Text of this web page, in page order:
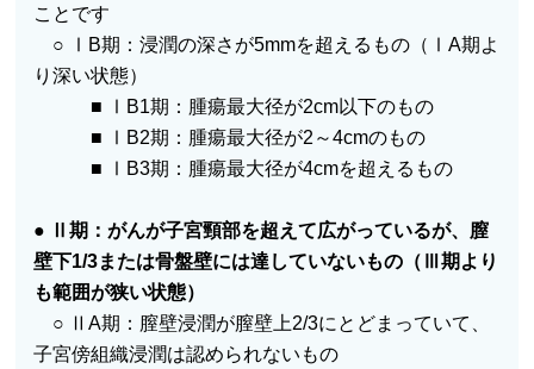
ことです
○ ⅠB期：浸潤の深さが5mmを超えるもの（ⅠA期よ
り深い状態）
■ ⅠB1期：腫瘍最大径が2cm以下のもの
■ ⅠB2期：腫瘍最大径が2～4cmのもの
■ ⅠB3期：腫瘍最大径が4cmを超えるもの
●
Ⅱ期：がんが子宮頸部を超えて広がっているが、膣
壁下1/3または骨盤壁には達していないもの（Ⅲ期より
も範囲が狭い状態）
○ ⅡA期：膣壁浸潤が膣壁上2/3にとどまっていて、
子宮傍組織浸潤は認められないもの